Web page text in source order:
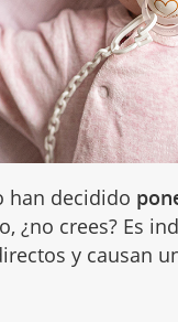
han decidido
¿no crees? Es
y causan